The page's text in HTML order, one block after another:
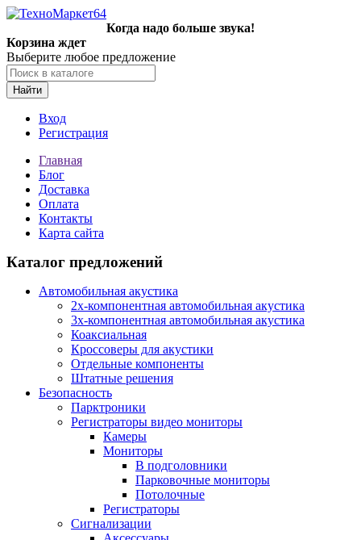
Когда надо больше звука!
Корзина ждет
Выберите любое предложение
Найти
Вход
Регистрация
Главная
Блог
Доставка
Оплата
Контакты
Карта сайта
Каталог предложений
Автомобильная акустика
2х-компонентная автомобильная акустика
3х-компонентная автомобильная акустика
Коаксиальная
Кроссоверы для акустики
Отдельные компоненты
Штатные решения
Безопасность
Парктроники
Регистраторы видео мониторы
Камеры
Мониторы
В подголовники
Парковочные мониторы
Потолочные
Регистраторы
Сигнализации